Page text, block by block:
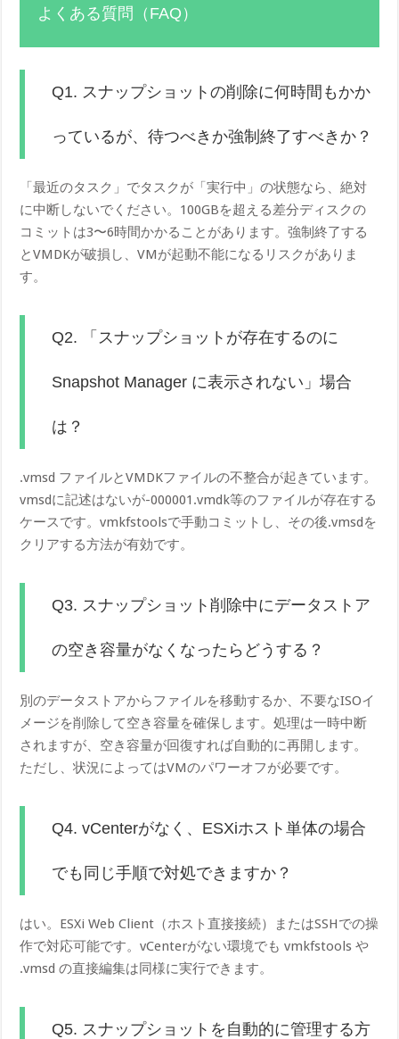
よくある質問（FAQ）
Q1. スナップショットの削除に何時間もかか
っているが、待つべきか強制終了すべきか？
「最近のタスク」でタスクが「実行中」の状態なら、絶対
に中断しないでください。100GBを超える差分ディスクの
コミットは3〜6時間かかることがあります。強制終了する
とVMDKが破損し、VMが起動不能になるリスクがありま
す。
Q2. 「スナップショットが存在するのに
Snapshot Manager に表示されない」場合
は？
.vmsd ファイルとVMDKファイルの不整合が起きています。
vmsdに記述はないが-000001.vmdk等のファイルが存在する
ケースです。vmkfstoolsで手動コミットし、その後.vmsdを
クリアする方法が有効です。
Q3. スナップショット削除中にデータストア
の空き容量がなくなったらどうする？
別のデータストアからファイルを移動するか、不要なISOイ
メージを削除して空き容量を確保します。処理は一時中断
されますが、空き容量が回復すれば自動的に再開します。
ただし、状況によってはVMのパワーオフが必要です。
Q4. vCenterがなく、ESXiホスト単体の場合
でも同じ手順で対処できますか？
はい。ESXi Web Client（ホスト直接接続）またはSSHでの操
作で対応可能です。vCenterがない環境でも vmkfstools や
.vmsd の直接編集は同様に実行できます。
Q5. スナップショットを自動的に管理する方